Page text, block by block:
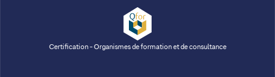
Certification - Organismes de formation et de consultance